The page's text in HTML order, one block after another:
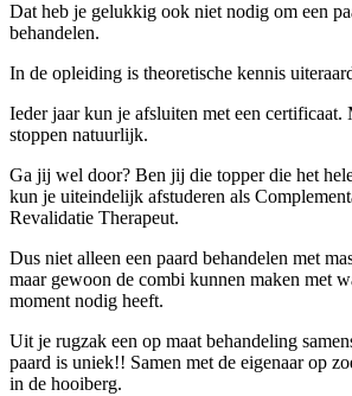
Dat heb je gelukkig ook niet nodig om een
behandelen.
In de opleiding is theoretische kennis
Ieder jaar kun je afsluiten met een certificaat.
stoppen natuurlijk.
Ga jij wel door? Ben jij die topper die het
kun je uiteindelijk afstuderen als
Revalidatie Therapeut.
Dus niet alleen een paard behandelen met
maar gewoon de combi kunnen maken met
moment nodig heeft.
Uit je rugzak een op maat behandeling
paard is uniek!! Samen met de eigenaar op
in de hooiberg.